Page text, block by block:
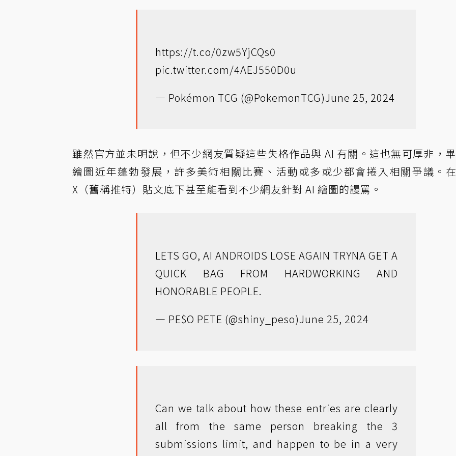
https://t.co/0zw5YjCQs0
pic.twitter.com/4AEJ550D0u
— Pokémon TCG (@PokemonTCG)June 25, 2024
雖然官方並未明說，但不少網友質疑這些失格作品與 AI 有關。這也無可厚非，
繪圖近年蓬勃發展，許多美術相關比賽、活動或多或少都會捲入相關爭議。
X（舊稱推特）貼文底下甚至能看到不少網友針對 AI 繪圖的謾罵。
LETS GO, AI ANDROIDS LOSE AGAIN TRYNA GET A
QUICK BAG FROM HARDWORKING AND
HONORABLE PEOPLE.
— PE$O PETE (@shiny_peso)June 25, 2024
Can we talk about how these entries are clearly
all from the same person breaking the 3
submissions limit, and happen to be in a very